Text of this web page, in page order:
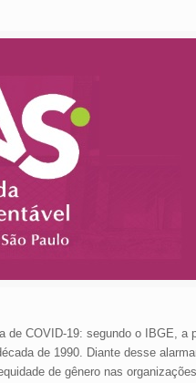
COVID-19: segundo o IBGE, a
de 1990. Diante desse
de gênero nas